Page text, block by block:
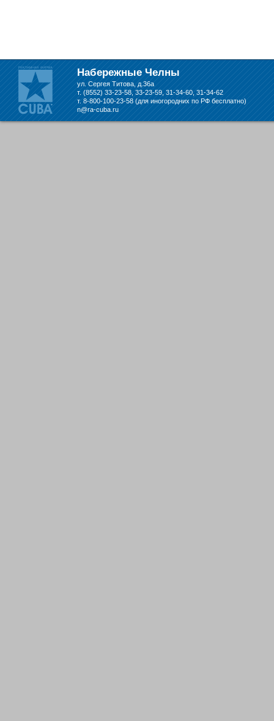
Набережные Челны
ул. Сергея Титова, д.36а
т. (8552) 33-23-58, 33-23-59, 31-34-60, 31-34-62
т. 8-800-100-23-58 (для иногородних по РФ бесплатно)
n@ra-cuba.ru